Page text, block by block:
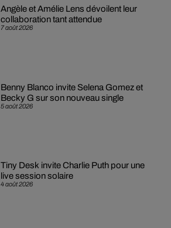
7 août 2026
Angèle et Amélie Lens dévoilent leur
collaboration tant attendue
5 août 2026
Benny Blanco invite Selena Gomez et
Becky G sur son nouveau single
4 août 2026
Tiny Desk invite Charlie Puth pour une
live session solaire